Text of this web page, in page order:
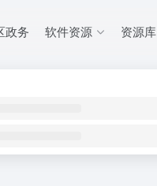
政务 软件资源 资源库